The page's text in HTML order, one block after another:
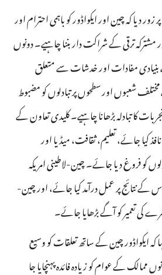
کہ چین اور ایکواڈور کو باہمی احترام اور
مشترکہ ترقی کے شراکت دار بننا چاہیے۔ دونوں
مفادات اور خدشات سے متعلق
شعبوں اور سطحوں پر تبادلوں کو مضبوط
کا تبادلہ بڑھانا چاہیے۔ کلیدی تعاون کے
کیا جائے، تعلیم، ثقافت، میڈیا اور
کو فروغ دیا جائے۔ چین-لاطینی امریکہ
کے نتائج پر عمل درآمد کیا جائے، اور چین-
کی تعمیر کو آگے بڑھایا جائے۔
کہ ایکواڈور چین کے ساتھ تعلقات کو وسیع
ممالک کے عوام کو زیادہ فائدہ پہنچایا جا